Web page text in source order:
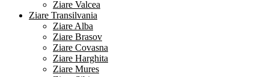
Ziare Valcea
Ziare Transilvania
Ziare Alba
Ziare Brasov
Ziare Covasna
Ziare Harghita
Ziare Mures